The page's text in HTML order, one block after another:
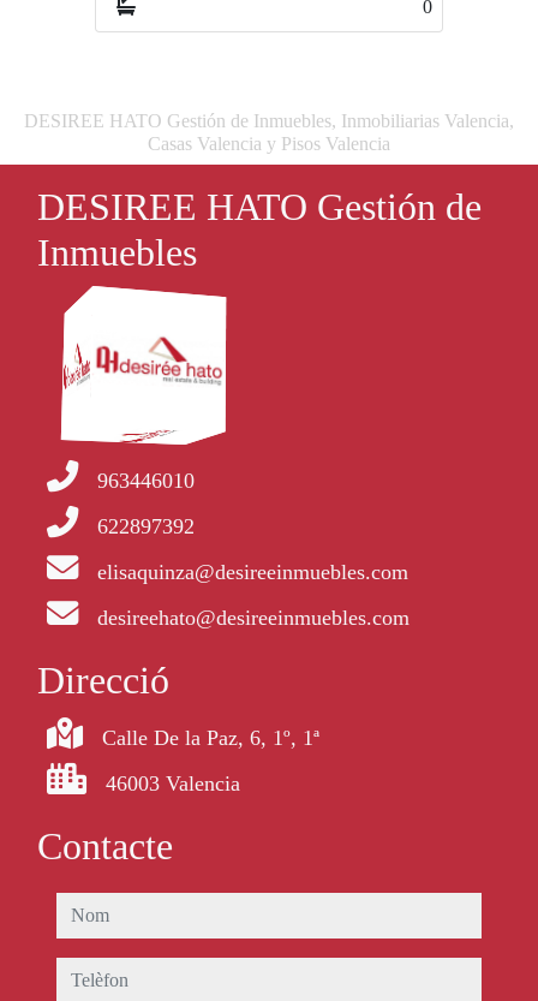
DESIREE HATO Gestión de Inmuebles, Inmobiliarias Valencia,
Casas Valencia y Pisos Valencia
DESIREE HATO Gestión de
Inmuebles
963446010
622897392
elisaquinza@desireeinmuebles.com
desireehato@desireeinmuebles.com
Direcció
Calle De la Paz, 6, 1º, 1ª
46003 Valencia
Contacte
nom
telèfon